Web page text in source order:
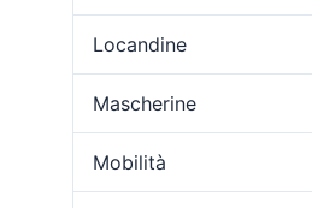
Locandine
Mascherine
Mobilità